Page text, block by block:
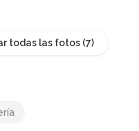
todas las fotos